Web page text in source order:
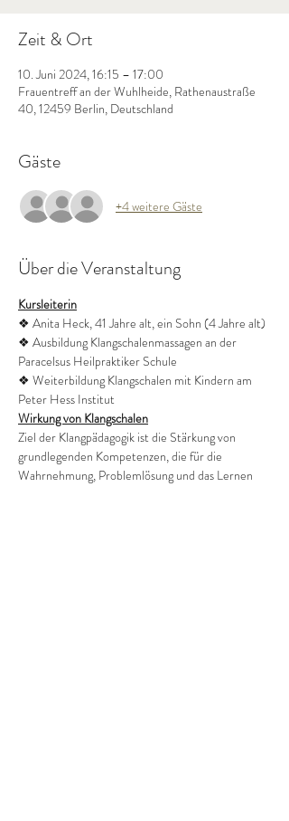
Zeit & Ort
10. Juni 2024, 16:15 – 17:00
Frauentreff an der Wuhlheide, Rathenaustraße
40, 12459 Berlin, Deutschland
Gäste
+4 weitere Gäste
Über die Veranstaltung
Kursleiterin
❖ Anita Heck, 41 Jahre alt, ein Sohn (4 Jahre alt)
❖ Ausbildung Klangschalenmassagen an der
Paracelsus Heilpraktiker Schule
❖ Weiterbildung Klangschalen mit Kindern am
Peter Hess Institut
Wirkung von Klangschalen
Ziel der Klangpädagogik ist die Stärkung von
grundlegenden Kompetenzen, die für die
Wahrnehmung, Problemlösung und das Lernen